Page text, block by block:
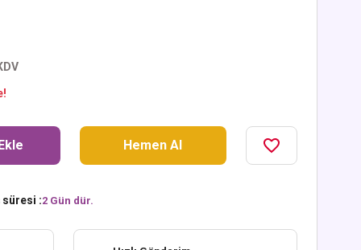
Hemen Al
:2 Gün dür.